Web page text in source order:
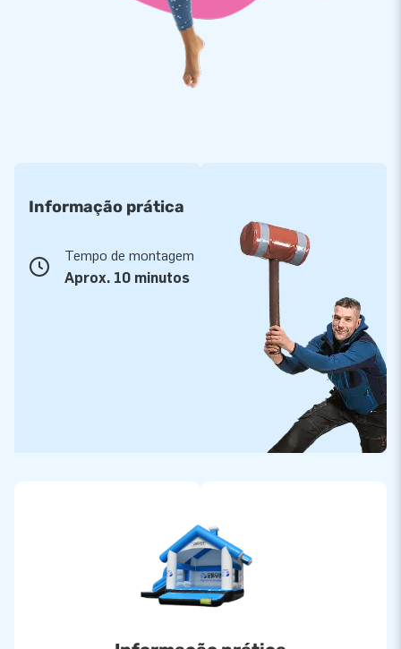
Informação prática
Tempo de montagem
Aprox. 10 minutos